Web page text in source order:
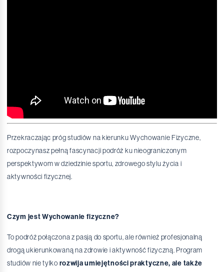
Przekraczając próg studiów na kierunku Wychowanie Fizyczne,
rozpoczynasz pełną fascynacji podróż ku nieograniczonym
perspektywom w dziedzinie sportu, zdrowego stylu życia i
aktywności fizycznej.
Czym jest Wychowanie fizyczne?
To podróż połączona z pasją do sportu, ale również profesjonalną
drogą ukierunkowaną na zdrowie i aktywność fizyczną. Program
studiów nie tylko rozwija umiejętności praktyczne, ale także